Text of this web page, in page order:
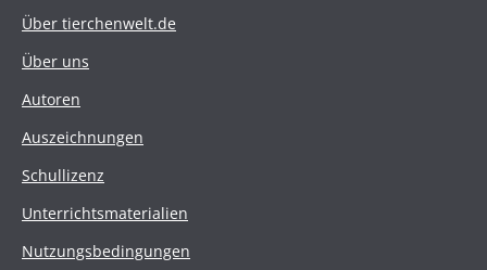
Über tierchenwelt.de
Über uns
Autoren
Auszeichnungen
Schullizenz
Unterrichtsmaterialien
Nutzungsbedingungen